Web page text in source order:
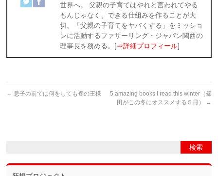
世界へ。 父親の子育てはやれと言われてやる
もんじゃなく、できる仕組みを作ることが大
切。「父親の子育てをヤバくする」をミッショ
ンに活動するファザーリング・ジャパン関西の
理事長を務める。[⇒詳細プロフィール]
← 息子の前では何をしても裸の王様
5 amazing books I read this winter（篠
田がこの冬にオススメする５冊）
→